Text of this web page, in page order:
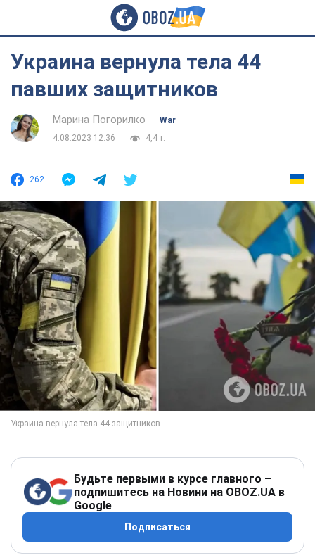
Украина вернула тела 44
павших защитников
Марина Погорилко
War
4.08.2023 12:36
4,4 т.
262
Будьте первыми в курсе главного –
подпишитесь на Новини на OBOZ.UA в
Google
Подписаться